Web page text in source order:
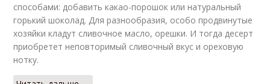
способами: добавить какао-порошок или натуральный
горький шоколад. Для разнообразия, особо продвинутые
хозяйки кладут сливочное масло, орешки. И тогда десерт
приобретет неповторимый сливочный вкус и ореховую
нотку.